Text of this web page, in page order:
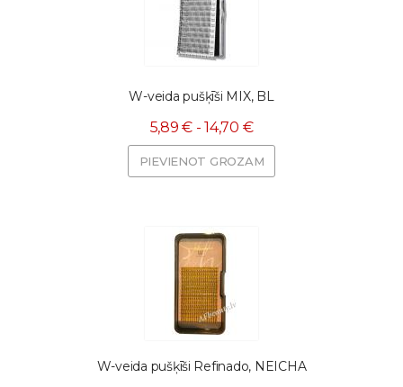
W-veida pušķīši MIX, BL
5,89 € - 14,70 €
PIEVIENOT GROZAM
W-veida pušķīši Refinado, NEICHA